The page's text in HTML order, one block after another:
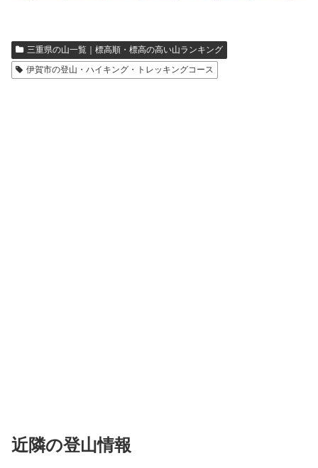
三重県の山一覧｜標高順・標高の高い山ランキング
伊賀市の登山・ハイキング・トレッキングコース
近隣の登山情報